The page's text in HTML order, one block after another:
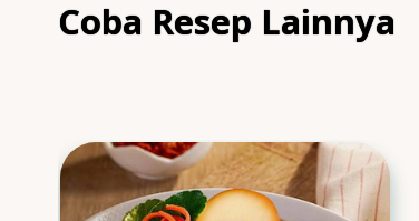
Coba Resep Lainnya